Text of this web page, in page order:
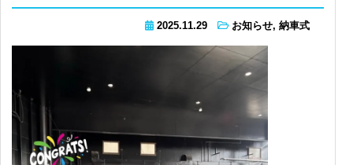
2025.11.29 お知らせ, 納車式